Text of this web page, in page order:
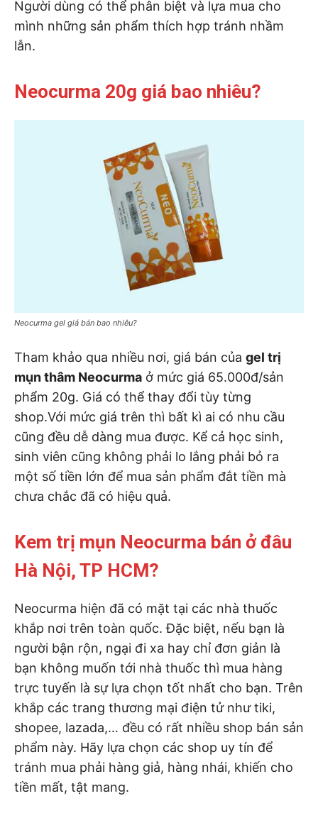
Người dùng có thể phân biệt và lựa mua cho
mình những sản phẩm thích hợp tránh nhầm
lẫn.
Neocurma 20g giá bao nhiêu?
Neocurma gel giá bán bao nhiêu?
Tham khảo qua nhiều nơi, giá bán của gel trị
mụn thâm Neocurma ở mức giá 65.000đ/sản
phẩm 20g. Giá có thể thay đổi tùy từng
shop.Với mức giá trên thì bất kì ai có nhu cầu
cũng đều dễ dàng mua được. Kể cả học sinh,
sinh viên cũng không phải lo lắng phải bỏ ra
một số tiền lớn để mua sản phẩm đắt tiền mà
chưa chắc đã có hiệu quả.
Kem trị mụn Neocurma bán ở đâu
Hà Nội, TP HCM?
Neocurma hiện đã có mặt tại các nhà thuốc
khắp nơi trên toàn quốc. Đặc biệt, nếu bạn là
người bận rộn, ngại đi xa hay chỉ đơn giản là
bạn không muốn tới nhà thuốc thì mua hàng
trực tuyến là sự lựa chọn tốt nhất cho bạn. Trên
khắp các trang thương mại điện tử như tiki,
shopee, lazada,… đều có rất nhiều shop bán sản
phẩm này. Hãy lựa chọn các shop uy tín để
tránh mua phải hàng giả, hàng nhái, khiến cho
tiền mất, tật mang.